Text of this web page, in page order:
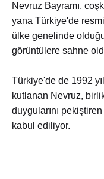
Nevruz Bayramı,
yana Türkiye'de
ülke genelinde
görüntülere sahne
Türkiye'de de 1992
kutlanan Nevruz,
duygularını
kabul ediliyor.